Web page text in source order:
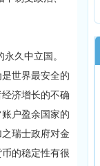
久中立国。
世界最安全的
济增长的不确
户盈余国家的
瑞士政府对金
的稳定性有很